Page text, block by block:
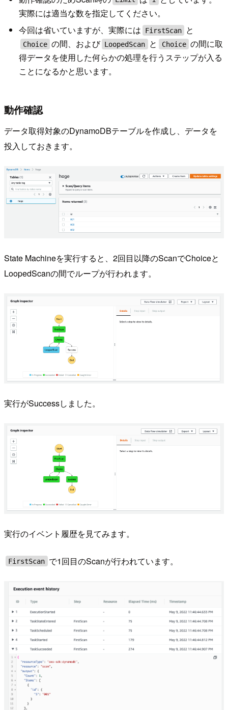
実際には適当な数を指定してください。
今回は省いていますが、実際には
FirstScan と
Choice の間、および LoopedScan と Choice の間に取
得データを使用した何らかの処理を行うステップが入る
ことになるかと思います。
動作確認
データ取得対象のDynamoDBテーブルを作成し、データを
投入しておきます。
State Machineを実行すると、2回目以降のScanでChoiceと
LoopedScanの間でループが行われます。
実行がSuccessしました。
実行のイベント履歴を見てみます。
FirstScan で1回目のScanが行われています。